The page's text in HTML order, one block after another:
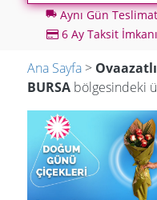
local_shippingAynı Gün
6 Ay Taksit İmkanı
Ana Sayfa >
BURSA bölgesindeki